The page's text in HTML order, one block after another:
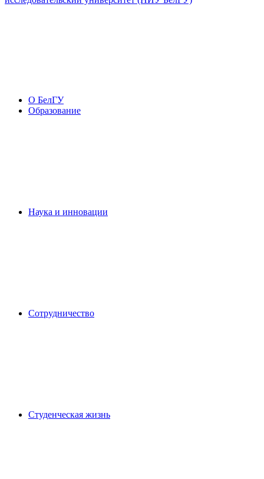
О БелГУ
Образование
Наука и инновации
Сотрудничество
Студенческая жизнь